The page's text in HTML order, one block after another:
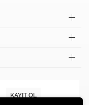
KAYIT OL